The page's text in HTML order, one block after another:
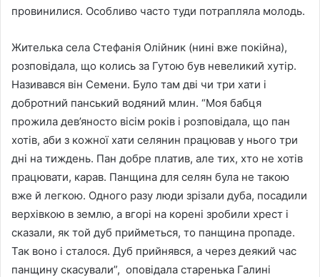
провинилися. Особливо часто туди потрапляла молодь.
Жителька села Стефанія Олійник (нині вже покійна),
розповідала, що колись за Гутою був невеликий хутір.
Називався він Семени. Було там дві чи три хати і
добротний панський водяний млин. “Моя бабця
прожила дев’яносто вісім років і розповідала, що пан
хотів, аби з кожної хати селянин працював у нього три
дні на тиждень. Пан добре платив, але тих, хто не хотів
працювати, карав. Панщина для селян була не такою
вже й легкою. Одного разу люди зрізали дуба, посадили
верхівкою в землю, а вгорі на корені зробили хрест і
сказали, як той дуб прийметься, то панщина пропаде.
Так воно і сталося. Дуб прийнявся, а через деякий час
панщину скасували”, оповідала старенька Галині